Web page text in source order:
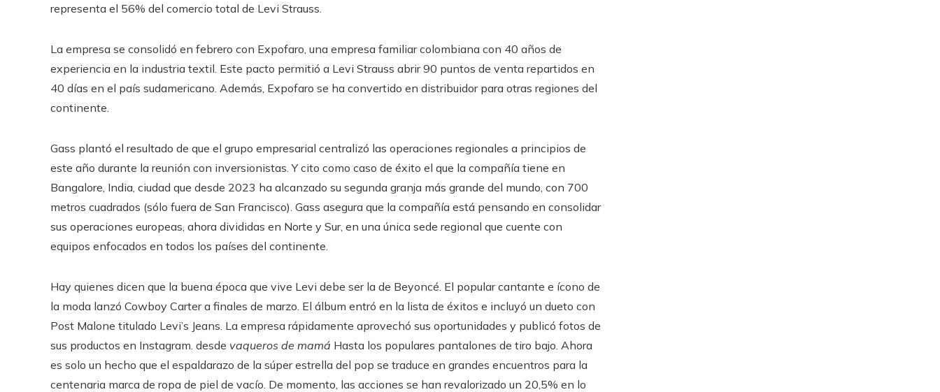
representa el 56% del comercio total de Levi Strauss.
La empresa se consolidó en febrero con Expofaro, una empresa familiar colombiana con 40 años de
experiencia en la industria textil. Este pacto permitió a Levi Strauss abrir 90 puntos de venta repartidos en
40 días en el país sudamericano. Además, Expofaro se ha convertido en distribuidor para otras regiones del
continente.
Gass plantó el resultado de que el grupo empresarial centralizó las operaciones regionales a principios de
este año durante la reunión con inversionistas. Y cito como caso de éxito el que la compañía tiene en
Bangalore, India, ciudad que desde 2023 ha alcanzado su segunda granja más grande del mundo, con 700
metros cuadrados (sólo fuera de San Francisco). Gass asegura que la compañía está pensando en consolidar
sus operaciones europeas, ahora divididas en Norte y Sur, en una única sede regional que cuente con
equipos enfocados en todos los países del continente.
Hay quienes dicen que la buena época que vive Levi debe ser la de Beyoncé. El popular cantante e ícono de
la moda lanzó Cowboy Carter a finales de marzo. El álbum entró en la lista de éxitos e incluyó un dueto con
Post Malone titulado Levi’s Jeans. La empresa rápidamente aprovechó sus oportunidades y publicó fotos de
sus productos en Instagram. desde vaqueros de mamá Hasta los populares pantalones de tiro bajo. Ahora
es solo un hecho que el espaldarazo de la súper estrella del pop se traduce en grandes encuentros para la
centenaria marca de ropa de piel de vacío. De momento, las acciones se han revalorizado un 20,5% en lo